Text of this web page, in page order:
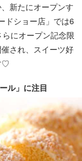
新たにオープンす
ドショー店」では6
にオープン記念限
され、スイーツ好
♡
ル」に注目